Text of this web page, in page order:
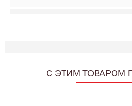
C ЭТИМ ТОВАРОМ